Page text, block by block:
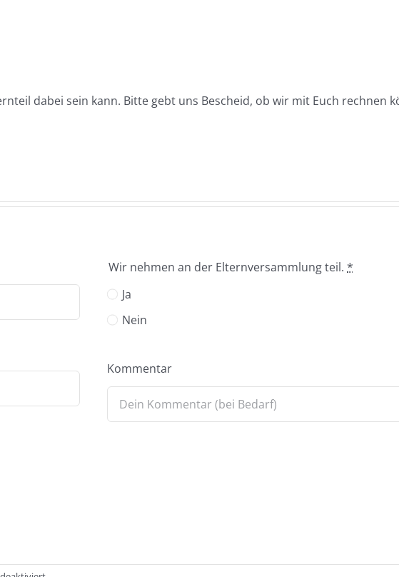
dabei sein kann. Bitte gebt uns Bescheid, ob wir mit Euch rechnen
Wir nehmen an der Elternversammlung teil.*
Ja
Nein
Kommentar